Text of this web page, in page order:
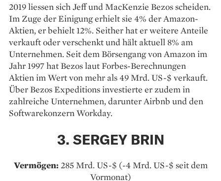
2019 liessen sich Jeff und MacKenzie Bezos scheiden.
Im Zuge der Einigung erhielt sie 4% der Amazon-
Aktien, er behielt 12%. Seither hat er weitere Anteile
verkauft oder verschenkt und hält aktuell 8% am
Unternehmen. Seit dem Börsengang von Amazon im
Jahr 1997 hat Bezos laut Forbes-Berechnungen
Aktien im Wert von mehr als 49 Mrd. US-$ verkauft.
Über Bezos Expeditions investierte er zudem in
zahlreiche Unternehmen, darunter Airbnb und den
Softwarekonzern Workday.
3. SERGEY BRIN
Vermögen: 285 Mrd. US-$ (-4 Mrd. US-$ seit dem
Vormonat)